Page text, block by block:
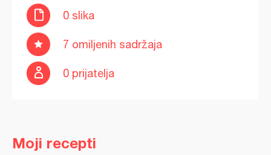
0 slika
7 omiljenih sadržaja
0 prijatelja
Moji recepti